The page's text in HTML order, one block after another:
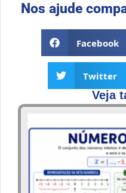
Nos ajude
Facebook
Twitter
Veja